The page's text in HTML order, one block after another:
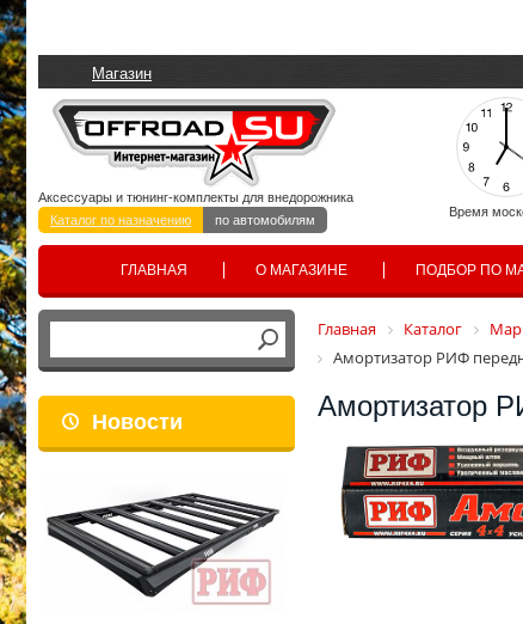
Магазин
Время
Аксессуары и тюнинг-комплекты для внедорожника
Каталог по назначению
по автомобилям
ГЛАВНАЯ О МАГАЗИНЕ ПОДБОР ПО
Новости
Главная Каталог
Амортизатор РИФ
Амортизатор